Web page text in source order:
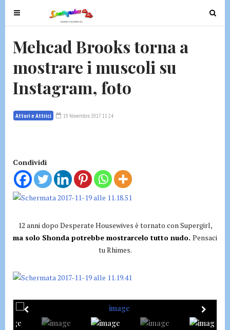
T
o
g
e
n
v
i
t
o
n
T
o
Mehcad Brooks torna a
mostrare i muscoli su
Instagram, foto
Attori e Attrici 19 Novembre 2017 11:24
Condividi
12 anni dopo Desperate Housewives è tornato con Supergirl,
ma solo Shonda potrebbe mostrarcelo tutto nudo. Pensaci
tu Rhimes.